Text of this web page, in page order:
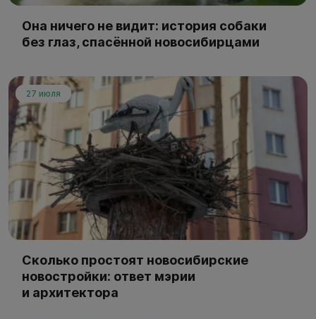
Она ничего не видит: история собаки
без глаз, спасённой новосибирцами
27 июля
Сколько простоят новосибирские
новостройки: ответ мэрии
и архитектора